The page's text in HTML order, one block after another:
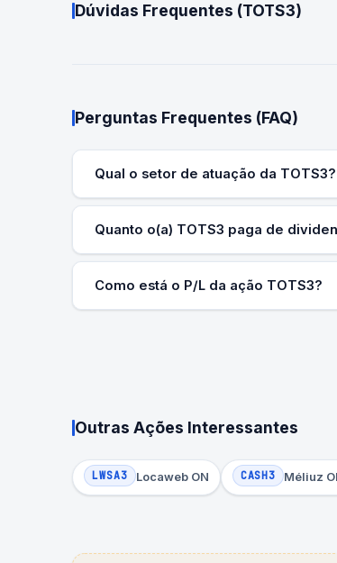
Dúvidas Frequentes (TOTS3)
Perguntas Frequentes (FAQ)
Qual o setor de atuação da TOTS3?
Quanto o(a) TOTS3 paga de
Como está o P/L da ação TOTS3?
Outras Ações Interessantes
LWSA3 Locaweb ON CASH3 Méliuz